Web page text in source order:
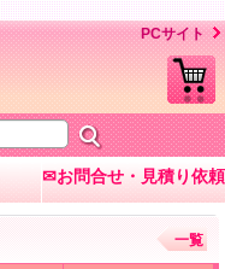
PCサイト
✉お問合せ・見積り依頼
一覧